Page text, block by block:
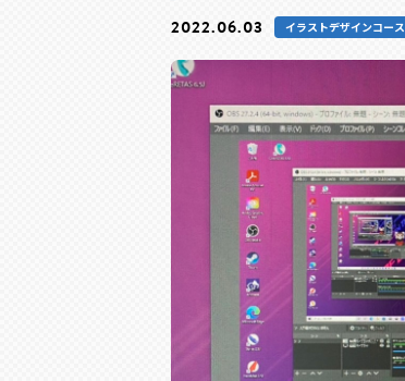
2022.06.03 イラストデザインコース